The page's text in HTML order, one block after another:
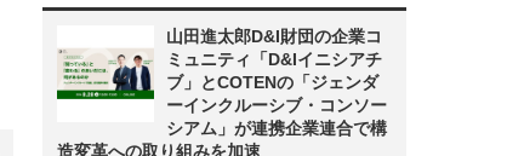
山田進太郎D&I財団の企業コ
ミュニティ「D&Iイニシアチ
ブ」とCOTENの「ジェンダ
ーインクルーシブ・コンソー
シアム」が連携企業連合で構
造変革への取り組みを加速